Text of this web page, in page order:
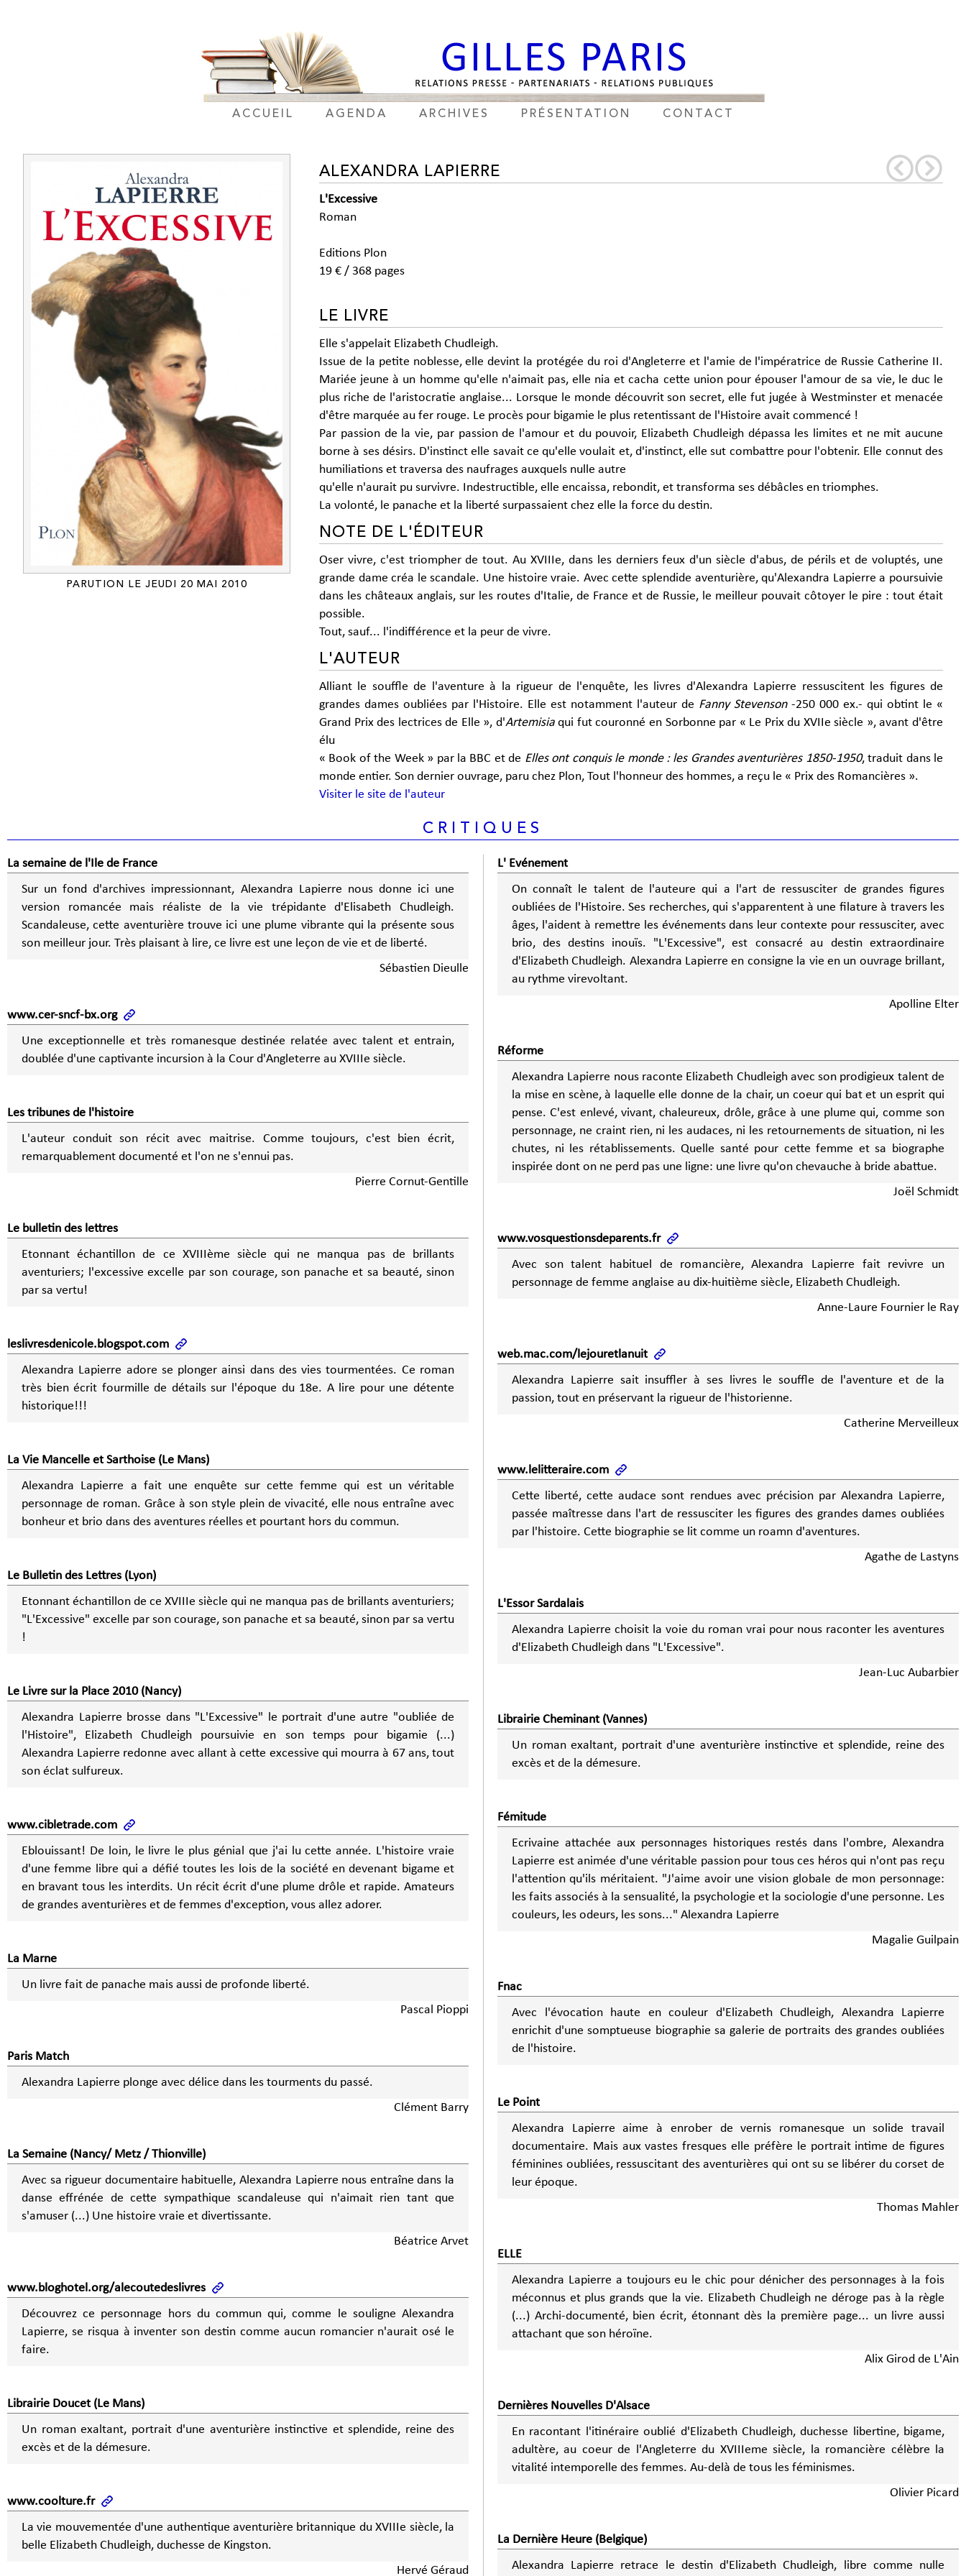
ACCUEIL AGENDA ARCHIVES PRÉSENTATION CONTACT
PARUTION LE JEUDI 20 MAI 2010
ALEXANDRA LAPIERRE
L'Excessive
Roman
Editions Plon
19 € / 368 pages
LE LIVRE
Elle s'appelait Elizabeth Chudleigh.
Issue de la petite noblesse, elle devint la protégée du roi d'Angleterre et l'amie de l'impératrice de Russie Catherine II.
Mariée jeune à un homme qu'elle n'aimait pas, elle nia et cacha cette union pour épouser l'amour de sa vie, le duc le
plus riche de l'aristocratie anglaise... Lorsque le monde découvrit son secret, elle fut jugée à Westminster et menacée
d'être marquée au fer rouge. Le procès pour bigamie le plus retentissant de l'Histoire avait commencé !
Par passion de la vie, par passion de l'amour et du pouvoir, Elizabeth Chudleigh dépassa les limites et ne mit aucune
borne à ses désirs. D'instinct elle savait ce qu'elle voulait et, d'instinct, elle sut combattre pour l'obtenir. Elle connut des
humiliations et traversa des naufrages auxquels nulle autre
qu'elle n'aurait pu survivre. Indestructible, elle encaissa, rebondit, et transforma ses débâcles en triomphes.
La volonté, le panache et la liberté surpassaient chez elle la force du destin.
NOTE DE L'ÉDITEUR
Oser vivre, c'est triompher de tout. Au XVIIIe, dans les derniers feux d'un siècle d'abus, de périls et de voluptés, une
grande dame créa le scandale. Une histoire vraie. Avec cette splendide aventurière, qu'Alexandra Lapierre a poursuivie
dans les châteaux anglais, sur les routes d'Italie, de France et de Russie, le meilleur pouvait côtoyer le pire : tout était
possible.
Tout, sauf... l'indifférence et la peur de vivre.
L'AUTEUR
Alliant le souffle de l'aventure à la rigueur de l'enquête, les livres d'Alexandra Lapierre ressuscitent les figures de
grandes dames oubliées par l'Histoire. Elle est notamment l'auteur de Fanny Stevenson-250 000 ex.- qui obtint le «
Grand Prix des lectrices de Elle », d'Artemisiaqui fut couronné en Sorbonne par « Le Prix du XVIIe siècle », avant d'être
élu
« Book of the Week » par la BBC et de Elles ont conquis le monde : les Grandes aventurières 1850-1950, traduit dans le
monde entier. Son dernier ouvrage, paru chez Plon, Tout l'honneur des hommes, a reçu le « Prix des Romancières ».
Visiter le site de l'auteur
CRITIQUES
La semaine de l'Ile de France
Sur un fond d'archives impressionnant, Alexandra Lapierre nous donne ici une
version romancée mais réaliste de la vie trépidante d'Elisabeth Chudleigh.
Scandaleuse, cette aventurière trouve ici une plume vibrante qui la présente sous
son meilleur jour. Très plaisant à lire, ce livre est une leçon de vie et de liberté.
Sébastien Dieulle
www.cer-sncf-bx.org
Une exceptionnelle et très romanesque destinée relatée avec talent et entrain,
doublée d'une captivante incursion à la Cour d'Angleterre au XVIIIe siècle.
Les tribunes de l'histoire
L'auteur conduit son récit avec maitrise. Comme toujours, c'est bien écrit,
remarquablement documenté et l'on ne s'ennui pas.
Pierre Cornut-Gentille
Le bulletin des lettres
Etonnant échantillon de ce XVIIIème siècle qui ne manqua pas de brillants
aventuriers; l'excessive excelle par son courage, son panache et sa beauté, sinon
par sa vertu!
leslivresdenicole.blogspot.com
Alexandra Lapierre adore se plonger ainsi dans des vies tourmentées. Ce roman
très bien écrit fourmille de détails sur l'époque du 18e. A lire pour une détente
historique!!!
La Vie Mancelle et Sarthoise (Le Mans)
Alexandra Lapierre a fait une enquête sur cette femme qui est un véritable
personnage de roman. Grâce à son style plein de vivacité, elle nous entraîne avec
bonheur et brio dans des aventures réelles et pourtant hors du commun.
Le Bulletin des Lettres (Lyon)
Etonnant échantillon de ce XVIIIe siècle qui ne manqua pas de brillants aventuriers;
"L'Excessive" excelle par son courage, son panache et sa beauté, sinon par sa vertu
!
Le Livre sur la Place 2010 (Nancy)
Alexandra Lapierre brosse dans "L'Excessive" le portrait d'une autre "oubliée de
l'Histoire", Elizabeth Chudleigh poursuivie en son temps pour bigamie (...)
Alexandra Lapierre redonne avec allant à cette excessive qui mourra à 67 ans, tout
son éclat sulfureux.
www.cibletrade.com
Eblouissant! De loin, le livre le plus génial que j'ai lu cette année. L'histoire vraie
d'une femme libre qui a défié toutes les lois de la société en devenant bigame et
en bravant tous les interdits. Un récit écrit d'une plume drôle et rapide. Amateurs
de grandes aventurières et de femmes d'exception, vous allez adorer.
La Marne
Un livre fait de panache mais aussi de profonde liberté.
Pascal Pioppi
Paris Match
Alexandra Lapierre plonge avec délice dans les tourments du passé.
Clément Barry
La Semaine (Nancy/ Metz / Thionville)
Avec sa rigueur documentaire habituelle, Alexandra Lapierre nous entraîne dans la
danse effrénée de cette sympathique scandaleuse qui n'aimait rien tant que
s'amuser (...) Une histoire vraie et divertissante.
Béatrice Arvet
www.bloghotel.org/alecoutedeslivres
Découvrez ce personnage hors du commun qui, comme le souligne Alexandra
Lapierre, se risqua à inventer son destin comme aucun romancier n'aurait osé le
faire.
Librairie Doucet (Le Mans)
Un roman exaltant, portrait d'une aventurière instinctive et splendide, reine des
excès et de la démesure.
www.coolture.fr
La vie mouvementée d'une authentique aventurière britannique du XVIIIe siècle, la
belle Elizabeth Chudleigh, duchesse de Kingston.
Hervé Géraud
L' Evénement
On connaît le talent de l'auteure qui a l'art de ressusciter de grandes figures
oubliées de l'Histoire. Ses recherches, qui s'apparentent à une filature à travers les
âges, l'aident à remettre les événements dans leur contexte pour ressusciter, avec
brio, des destins inouïs. "L'Excessive", est consacré au destin extraordinaire
d'Elizabeth Chudleigh. Alexandra Lapierre en consigne la vie en un ouvrage brillant,
au rythme virevoltant.
Apolline Elter
Réforme
Alexandra Lapierre nous raconte Elizabeth Chudleigh avec son prodigieux talent de
la mise en scène, à laquelle elle donne de la chair, un coeur qui bat et un esprit qui
pense. C'est enlevé, vivant, chaleureux, drôle, grâce à une plume qui, comme son
personnage, ne craint rien, ni les audaces, ni les retournements de situation, ni les
chutes, ni les rétablissements. Quelle santé pour cette femme et sa biographe
inspirée dont on ne perd pas une ligne: une livre qu'on chevauche à bride abattue.
Joël Schmidt
www.vosquestionsdeparents.fr
Avec son talent habituel de romancière, Alexandra Lapierre fait revivre un
personnage de femme anglaise au dix-huitième siècle, Elizabeth Chudleigh.
Anne-Laure Fournier le Ray
web.mac.com/lejouretlanuit
Alexandra Lapierre sait insuffler à ses livres le souffle de l'aventure et de la
passion, tout en préservant la rigueur de l'historienne.
Catherine Merveilleux
www.lelitteraire.com
Cette liberté, cette audace sont rendues avec précision par Alexandra Lapierre,
passée maîtresse dans l'art de ressusciter les figures des grandes dames oubliées
par l'histoire. Cette biographie se lit comme un roamn d'aventures.
Agathe de Lastyns
L'Essor Sardalais
Alexandra Lapierre choisit la voie du roman vrai pour nous raconter les aventures
d'Elizabeth Chudleigh dans "L'Excessive".
Jean-Luc Aubarbier
Librairie Cheminant (Vannes)
Un roman exaltant, portrait d'une aventurière instinctive et splendide, reine des
excès et de la démesure.
Fémitude
Ecrivaine attachée aux personnages historiques restés dans l'ombre, Alexandra
Lapierre est animée d'une véritable passion pour tous ces héros qui n'ont pas reçu
l'attention qu'ils méritaient. "J'aime avoir une vision globale de mon personnage:
les faits associés à la sensualité, la psychologie et la sociologie d'une personne. Les
couleurs, les odeurs, les sons..." Alexandra Lapierre
Magalie Guilpain
Fnac
Avec l'évocation haute en couleur d'Elizabeth Chudleigh, Alexandra Lapierre
enrichit d'une somptueuse biographie sa galerie de portraits des grandes oubliées
de l'histoire.
Le Point
Alexandra Lapierre aime à enrober de vernis romanesque un solide travail
documentaire. Mais aux vastes fresques elle préfère le portrait intime de figures
féminines oubliées, ressuscitant des aventurières qui ont su se libérer du corset de
leur époque.
Thomas Mahler
ELLE
Alexandra Lapierre a toujours eu le chic pour dénicher des personnages à la fois
méconnus et plus grands que la vie. Elizabeth Chudleigh ne déroge pas à la règle
(...) Archi-documenté, bien écrit, étonnant dès la première page... un livre aussi
attachant que son héroïne.
Alix Girod de L'Ain
Dernières Nouvelles D'Alsace
En racontant l'itinéraire oublié d'Elizabeth Chudleigh, duchesse libertine, bigame,
adultère, au coeur de l'Angleterre du XVIIIeme siècle, la romancière célèbre la
vitalité intemporelle des femmes. Au-delà de tous les féminismes.
Olivier Picard
La Dernière Heure (Belgique)
Alexandra Lapierre retrace le destin d'Elizabeth Chudleigh, libre comme nulle